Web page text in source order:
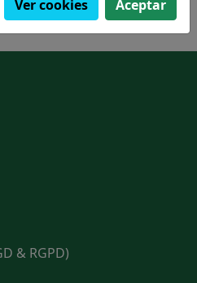
& RGPD)
Ver cookies Aceptar